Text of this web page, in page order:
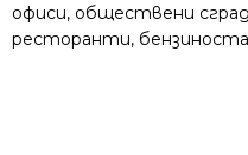
офиси, обществени
ресторанти,